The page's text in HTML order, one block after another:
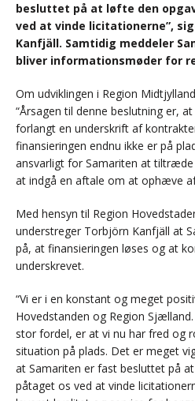
besluttet på at løfte den
ved at vinde licitationerne”,
Kanfjäll. Samtidig meddeler
bliver informationsmøder for
Om udviklingen i Region
“Årsagen til denne beslutning er,
forlangt en underskrift af
finansieringen endnu ikke er på
ansvarligt for Samariten at
at indgå en aftale om at ophæve
Med hensyn til Region
understreger Torbjörn Kanfjäll at
på, at finansieringen løses og at
underskrevet.
“Vi er i en konstant og meget
Hovedstanden og Region
stor fordel, er at vi nu har fred og
situation på plads. Det er meget
at Samariten er fast besluttet på
påtaget os ved at vinde